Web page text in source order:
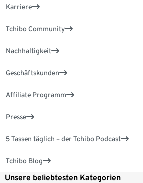
Karriere
Tchibo Community
Nachhaltigkeit
Geschäftskunden
Affiliate Programm
Presse
5 Tassen täglich – der Tchibo Podcast
Tchibo Blog
Unsere beliebtesten Kategorien